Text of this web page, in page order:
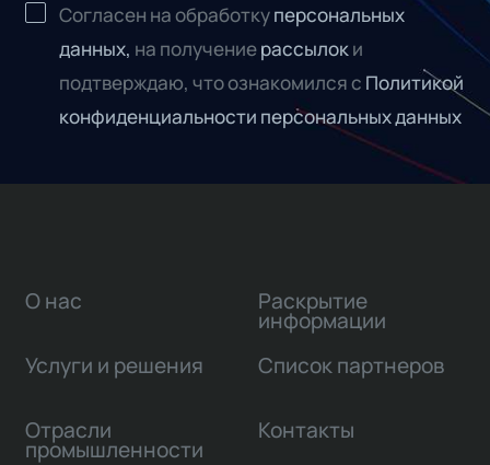
Согласен на обработкуперсональных
данных, на получениерассылоки
подтверждаю, что ознакомился с Политикой
конфиденциальности персональных данных
О нас
Услуги и решения
Отрасли
промышленности
Раскрытие
информации
Список партнеров
Контакты